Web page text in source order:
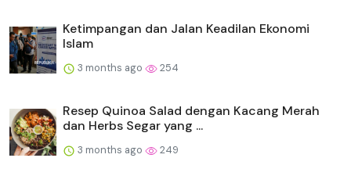
Ketimpangan dan Jalan Keadilan Ekonomi
Islam
3 months ago 254
Resep Quinoa Salad dengan Kacang Merah
dan Herbs Segar yang ...
3 months ago 249